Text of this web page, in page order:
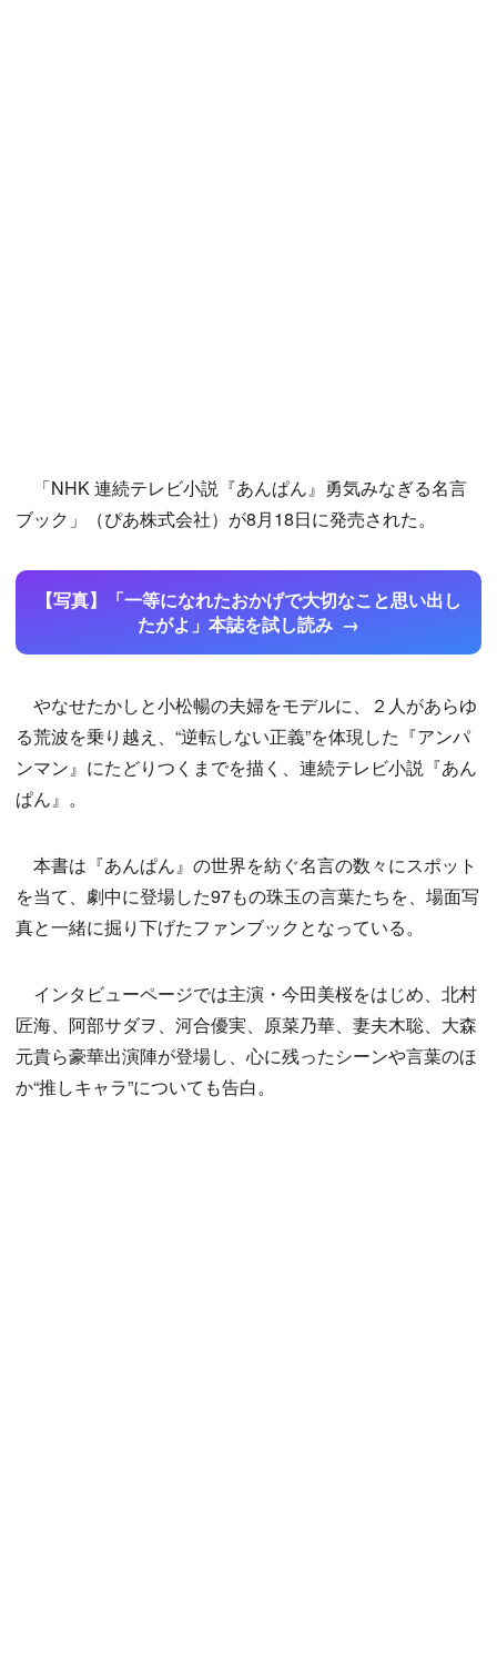
「NHK 連続テレビ小説『あんぱん』勇気みなぎる名言
ブック」（ぴあ株式会社）が8月18日に発売された。
【写真】「一等になれたおかげで大切なこと思い出し
たがよ」本誌を試し読み
やなせたかしと小松暢の夫婦をモデルに、２人があらゆ
る荒波を乗り越え、“逆転しない正義”を体現した『アンパ
ンマン』にたどりつくまでを描く、連続テレビ小説『あん
ぱん』。
本書は『あんぱん』の世界を紡ぐ名言の数々にスポット
を当て、劇中に登場した97もの珠玉の言葉たちを、場面写
真と一緒に掘り下げたファンブックとなっている。
インタビューページでは主演・今田美桜をはじめ、北村
匠海、阿部サダヲ、河合優実、原菜乃華、妻夫木聡、大森
元貴ら豪華出演陣が登場し、心に残ったシーンや言葉のほ
か“推しキャラ”についても告白。